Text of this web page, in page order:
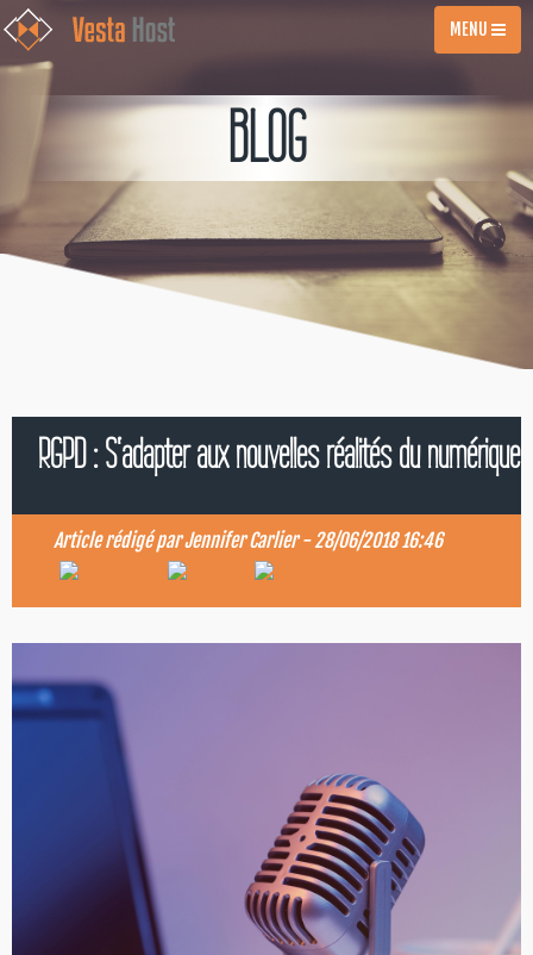
MENU
BLOG
RGPD : S'adapter aux nouvelles réalités du numérique
Article rédigé parJennifer Carlier-28/06/2018 16:46